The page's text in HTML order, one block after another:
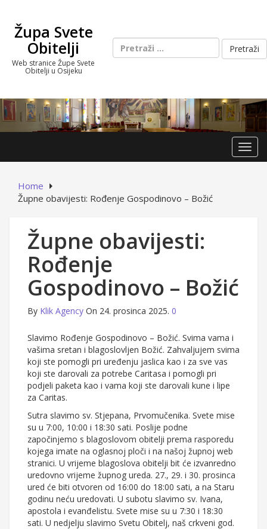
contentŽupa Svete
Obitelji
Web stranice Župe Svete
Obitelji u Osijeku
Pretraži:
Home
Župne obavijesti: Rođenje Gospodinovo – Božić
Župne obavijesti:
Rođenje
Gospodinovo – Božić
By Klik Agency On 24. prosinca 2025. 0
Slavimo Rođenje Gospodinovo – Božić. Svima vama i
vašima sretan i blagoslovljen Božić. Zahvaljujem svima
koji ste pomogli pri uređenju jaslica kao i za sve vas
koji ste darovali za potrebe Caritasa i pomogli pri
podjeli paketa kao i vama koji ste darovali kune i lipe
za Caritas.
Sutra slavimo sv. Stjepana, Prvomučenika. Svete mise
su u 7:00, 10:00 i 18:30 sati. Poslije podne
započinjemo s blagoslovom obitelji prema rasporedu
kojega imate na oglasnoj ploči i na našoj župnoj web
stranici. U vrijeme blagoslova obitelji bit će izvanredno
uredovno vrijeme župnog ureda. 27., 29. i 30. prosinca
ured će biti otvoren od 16:00 do 18:00 sati, a na Staru
godinu neću uredovati. U subotu slavimo sv. Ivana,
apostola i evanđelistu. Svete mise su u 7:30 i 18:30
sati. U nedjelju slavimo Svetu Obitelj, naš crkveni god.